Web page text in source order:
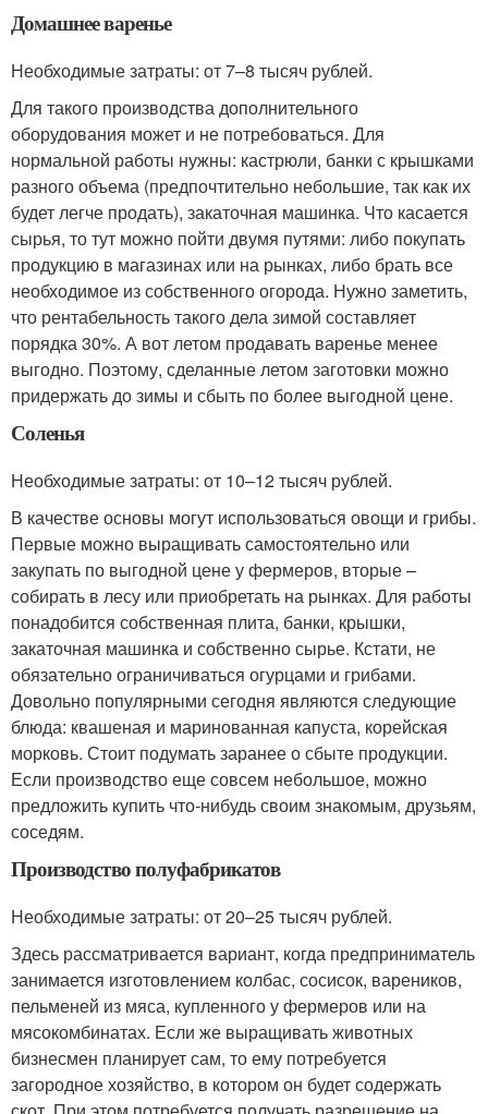
Домашнее варенье
Необходимые затраты: от 7–8 тысяч рублей.
Для такого производства дополнительного
оборудования может и не потребоваться. Для
нормальной работы нужны: кастрюли, банки с крышками
разного объема (предпочтительно небольшие, так как их
будет легче продать), закаточная машинка. Что касается
сырья, то тут можно пойти двумя путями: либо покупать
продукцию в магазинах или на рынках, либо брать все
необходимое из собственного огорода. Нужно заметить,
что рентабельность такого дела зимой составляет
порядка 30%. А вот летом продавать варенье менее
выгодно. Поэтому, сделанные летом заготовки можно
придержать до зимы и сбыть по более выгодной цене.
Соленья
Необходимые затраты: от 10–12 тысяч рублей.
В качестве основы могут использоваться овощи и грибы.
Первые можно выращивать самостоятельно или
закупать по выгодной цене у фермеров, вторые –
собирать в лесу или приобретать на рынках. Для работы
понадобится собственная плита, банки, крышки,
закаточная машинка и собственно сырье. Кстати, не
обязательно ограничиваться огурцами и грибами.
Довольно популярными сегодня являются следующие
блюда: квашеная и маринованная капуста, корейская
морковь. Стоит подумать заранее о сбыте продукции.
Если производство еще совсем небольшое, можно
предложить купить что-нибудь своим знакомым, друзьям,
соседям.
Производство полуфабрикатов
Необходимые затраты: от 20–25 тысяч рублей.
Здесь рассматривается вариант, когда предприниматель
занимается изготовлением колбас, сосисок, вареников,
пельменей из мяса, купленного у фермеров или на
мясокомбинатах. Если же выращивать животных
бизнесмен планирует сам, то ему потребуется
загородное хозяйство, в котором он будет содержать